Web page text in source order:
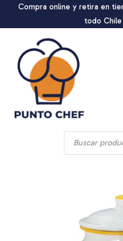
Compra online y retira en
todo Chile
Búsqueda